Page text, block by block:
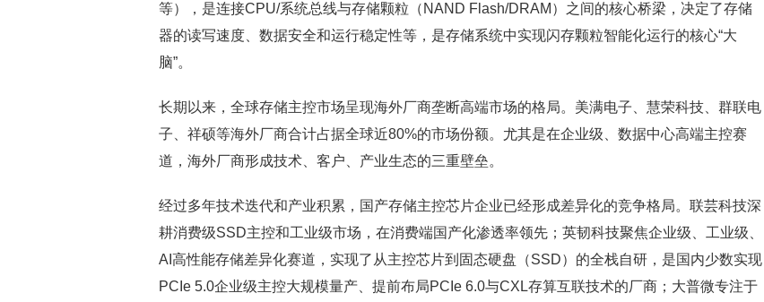
等），是连接CPU/系统总线与存储颗粒（NAND Flash/DRAM）之间的核心桥梁，决定了存储
器的读写速度、数据安全和运行稳定性等，是存储系统中实现闪存颗粒智能化运行的核心“大
脑”。
长期以来，全球存储主控市场呈现海外厂商垄断高端市场的格局。美满电子、慧荣科技、群联电
子、祥硕等海外厂商合计占据全球近80%的市场份额。尤其是在企业级、数据中心高端主控赛
道，海外厂商形成技术、客户、产业生态的三重壁垒。
经过多年技术迭代和产业积累，国产存储主控芯片企业已经形成差异化的竞争格局。联芸科技深
耕消费级SSD主控和工业级市场，在消费端国产化渗透率领先；英韧科技聚焦企业级、工业级、
AI高性能存储差异化赛道，实现了从主控芯片到固态硬盘（SSD）的全栈自研，是国内少数实现
PCIe 5.0企业级主控大规模量产、提前布局PCIe 6.0与CXL存算互联技术的厂商；大普微专注于